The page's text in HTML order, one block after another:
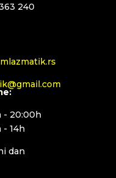
240
- 20:00h
- 14h
dan